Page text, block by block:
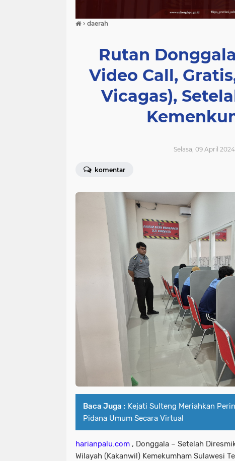
› daerah
Rutan
Video Call,
Vicagas),
Selasa, 09 April
komentar
Baca Juga : Kejati Sulteng Meriahkan
Pidana Umum Secara Virtual
harianpalu.com , Donggala – Setelah
Wilayah (Kakanwil) Kemekumham Sulawesi